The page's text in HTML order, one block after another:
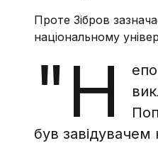
Проте Зібров
національному
"Н
був